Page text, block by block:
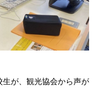
が、観光協会から声が